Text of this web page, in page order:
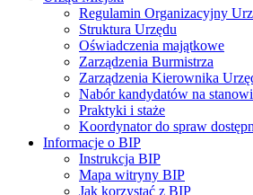
Regulamin Organizacyjny
Struktura Urzędu
Oświadczenia majątkowe
Zarządzenia Burmistrza
Zarządzenia Kierownika
Nabór kandydatów na
Praktyki i staże
Koordynator do spraw
Informacje o BIP
Instrukcja BIP
Mapa witryny BIP
Jak korzystać z BIP